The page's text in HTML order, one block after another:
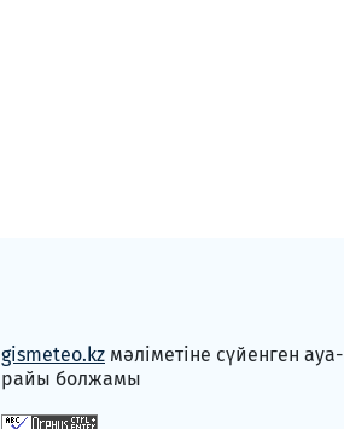
gismeteo.kz мәліметіне сүйенген ауа-
райы болжамы